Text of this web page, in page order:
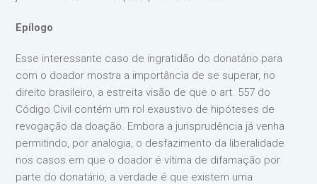
Epílogo
Esse interessante caso de ingratidão do donatário para
com o doador mostra a importância de se superar, no
direito brasileiro, a estreita visão de que o art. 557 do
Código Civil contém um rol exaustivo de hipóteses de
revogação da doação. Embora a jurisprudência já venha
permitindo, por analogia, o desfazimento da liberalidade
nos casos em que o doador é vítima de difamação por
parte do donatário, a verdade é que existem uma